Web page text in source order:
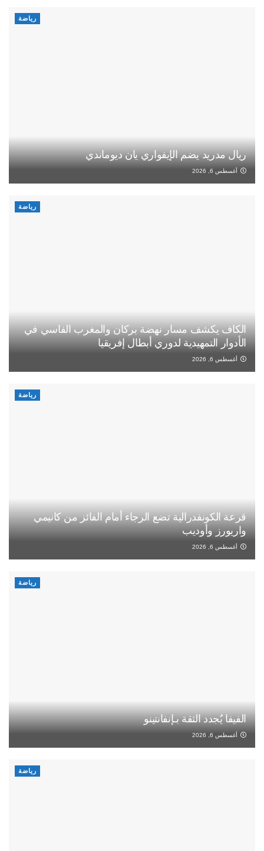
رياضة
ريال مدريد يضم الإيفواري يان ديوماندي
أغسطس 6, 2026
رياضة
الكاف يكشف مسار نهضة بركان والمغرب الفاسي في
الأدوار التمهيدية لدوري أبطال إفريقيا
أغسطس 6, 2026
رياضة
قرعة الكونفدرالية تضع الرجاء أمام الفائز من كانيمي
واريورز وأوديب
أغسطس 6, 2026
رياضة
الفيفا يُجدد الثقة بـإنفانتينو
أغسطس 6, 2026
رياضة